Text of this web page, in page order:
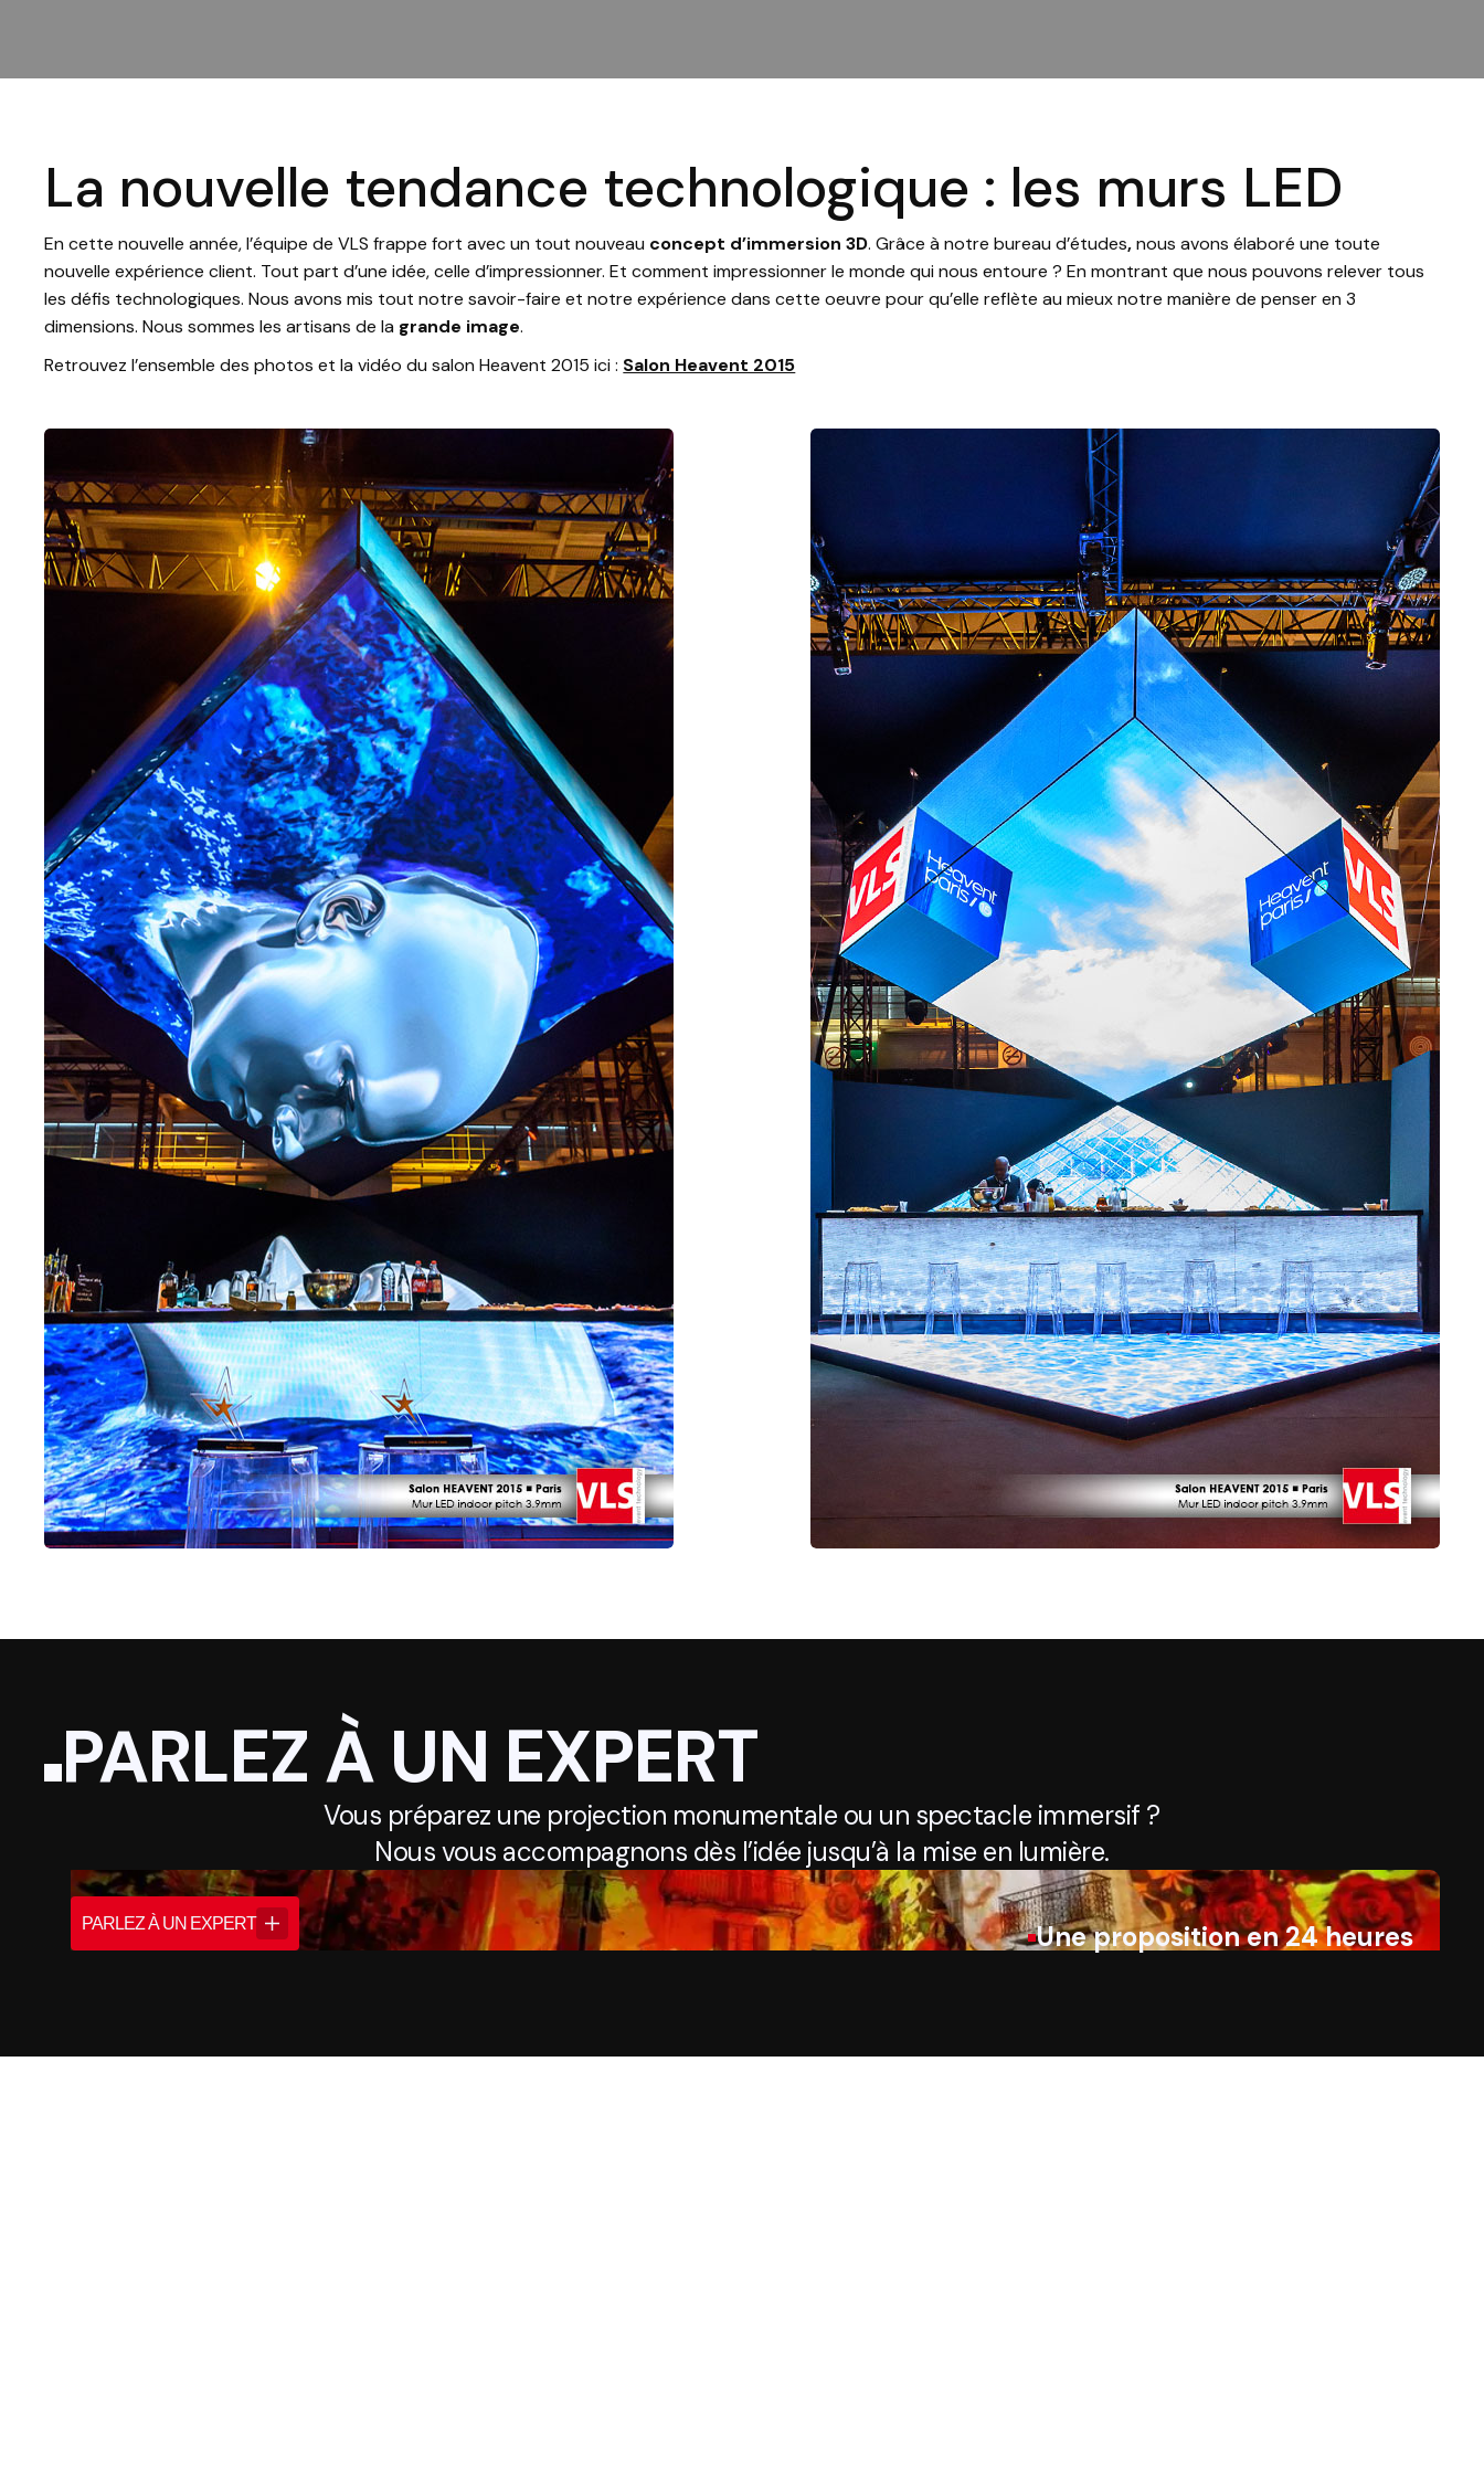
La nouvelle tendance technologique : les murs LED
En cette nouvelle année, l’équipe de VLS frappe fort avec un tout nouveau concept d’immersion 3D. Grâce à notre bureau d’études,nous avons élaboré une toute
nouvelle expérience client. Tout part d’une idée, celle d’impressionner. Et comment impressionner le monde qui nous entoure ? En montrant que nous pouvons relever tous
les défis technologiques. Nous avons mis tout notre savoir-faire et notre expérience dans cette oeuvre pour qu’elle reflète au mieux notre manière de penser en 3
dimensions. Nous sommes les artisans de la grande image.
Retrouvez l’ensemble des photos et la vidéo du salon Heavent 2015 ici : Salon Heavent 2015
PARLEZ À UN EXPERT
Vous préparez une projection monumentale ou un spectacle immersif ?
Nous vous accompagnons dès l’idée jusqu’à la mise en lumière.
PARLEZ À UN EXPERT Une proposition en 24 heures